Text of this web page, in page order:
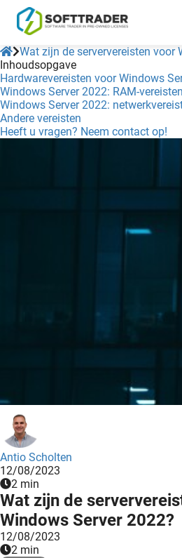
Wat zijn de serververeisten voor
Inhoudsopgave
Hardwarevereisten voor Windows
Windows Server 2022: RAM-vereisten
Windows Server 2022:
Andere vereisten
Heeft u vragen? Neem contact op!
Antio Scholten
12/08/2023
2 min
Wat zijn de
Windows Server 2022?
12/08/2023
2 min